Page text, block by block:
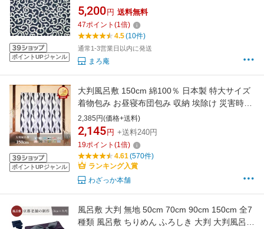
ポイントUPジャンル
ンタイプ）（128×128cm乱）【日本製 御祝 内
祝 ギフト 贈り物 アウトドア 防災】
5,200 円 送料無料
47ポイント (1倍)
4.5(10件)
通常1-3営業日以内に発送
まろ庵
ポイントUPジャンル
大判風呂敷 150cm 綿100％ 日本製 特大サイズ
着物包み お昼寝布団包み 収納 埃除け 災害時の
目隠し テーブルクロス ソファーカバー エコバ
ッグ 和柄 北欧風 おしゃれ ギフト プレゼント
2,385円(価格+送料)
2,145 円 +送料240円
19ポイント (1倍)
4.61(570件)
ランキング入賞
わざっか本舗
風呂敷 大判 無地 50cm 70cm 90cm 150cm 全7
種類 風呂敷 ちりめん ふろしき 大判 大判風呂敷